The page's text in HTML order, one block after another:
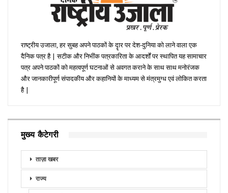
राष्ट्रीय उजाला, हर सुबह अपने पाठकों के दॄार पर देश-दुनिया को लाने वाला एक
दैनिक पत्र है | सटीक और निभींक पत्रकारिता के आदर्शों पर स्थापित यह सामाचार
पत्र अपने पाठकों को महत्वपूर्ण घटनाओं से अवगत कराने के साथ साथ मनोरंजक
और जानकारीपूर्ण संपादकीय और कहानियों के माध्यम से मंत्रमुग्ध एवं लोकित करता
है |
मुख्य कैटेगरी
ताज़ा खबर
राज्य